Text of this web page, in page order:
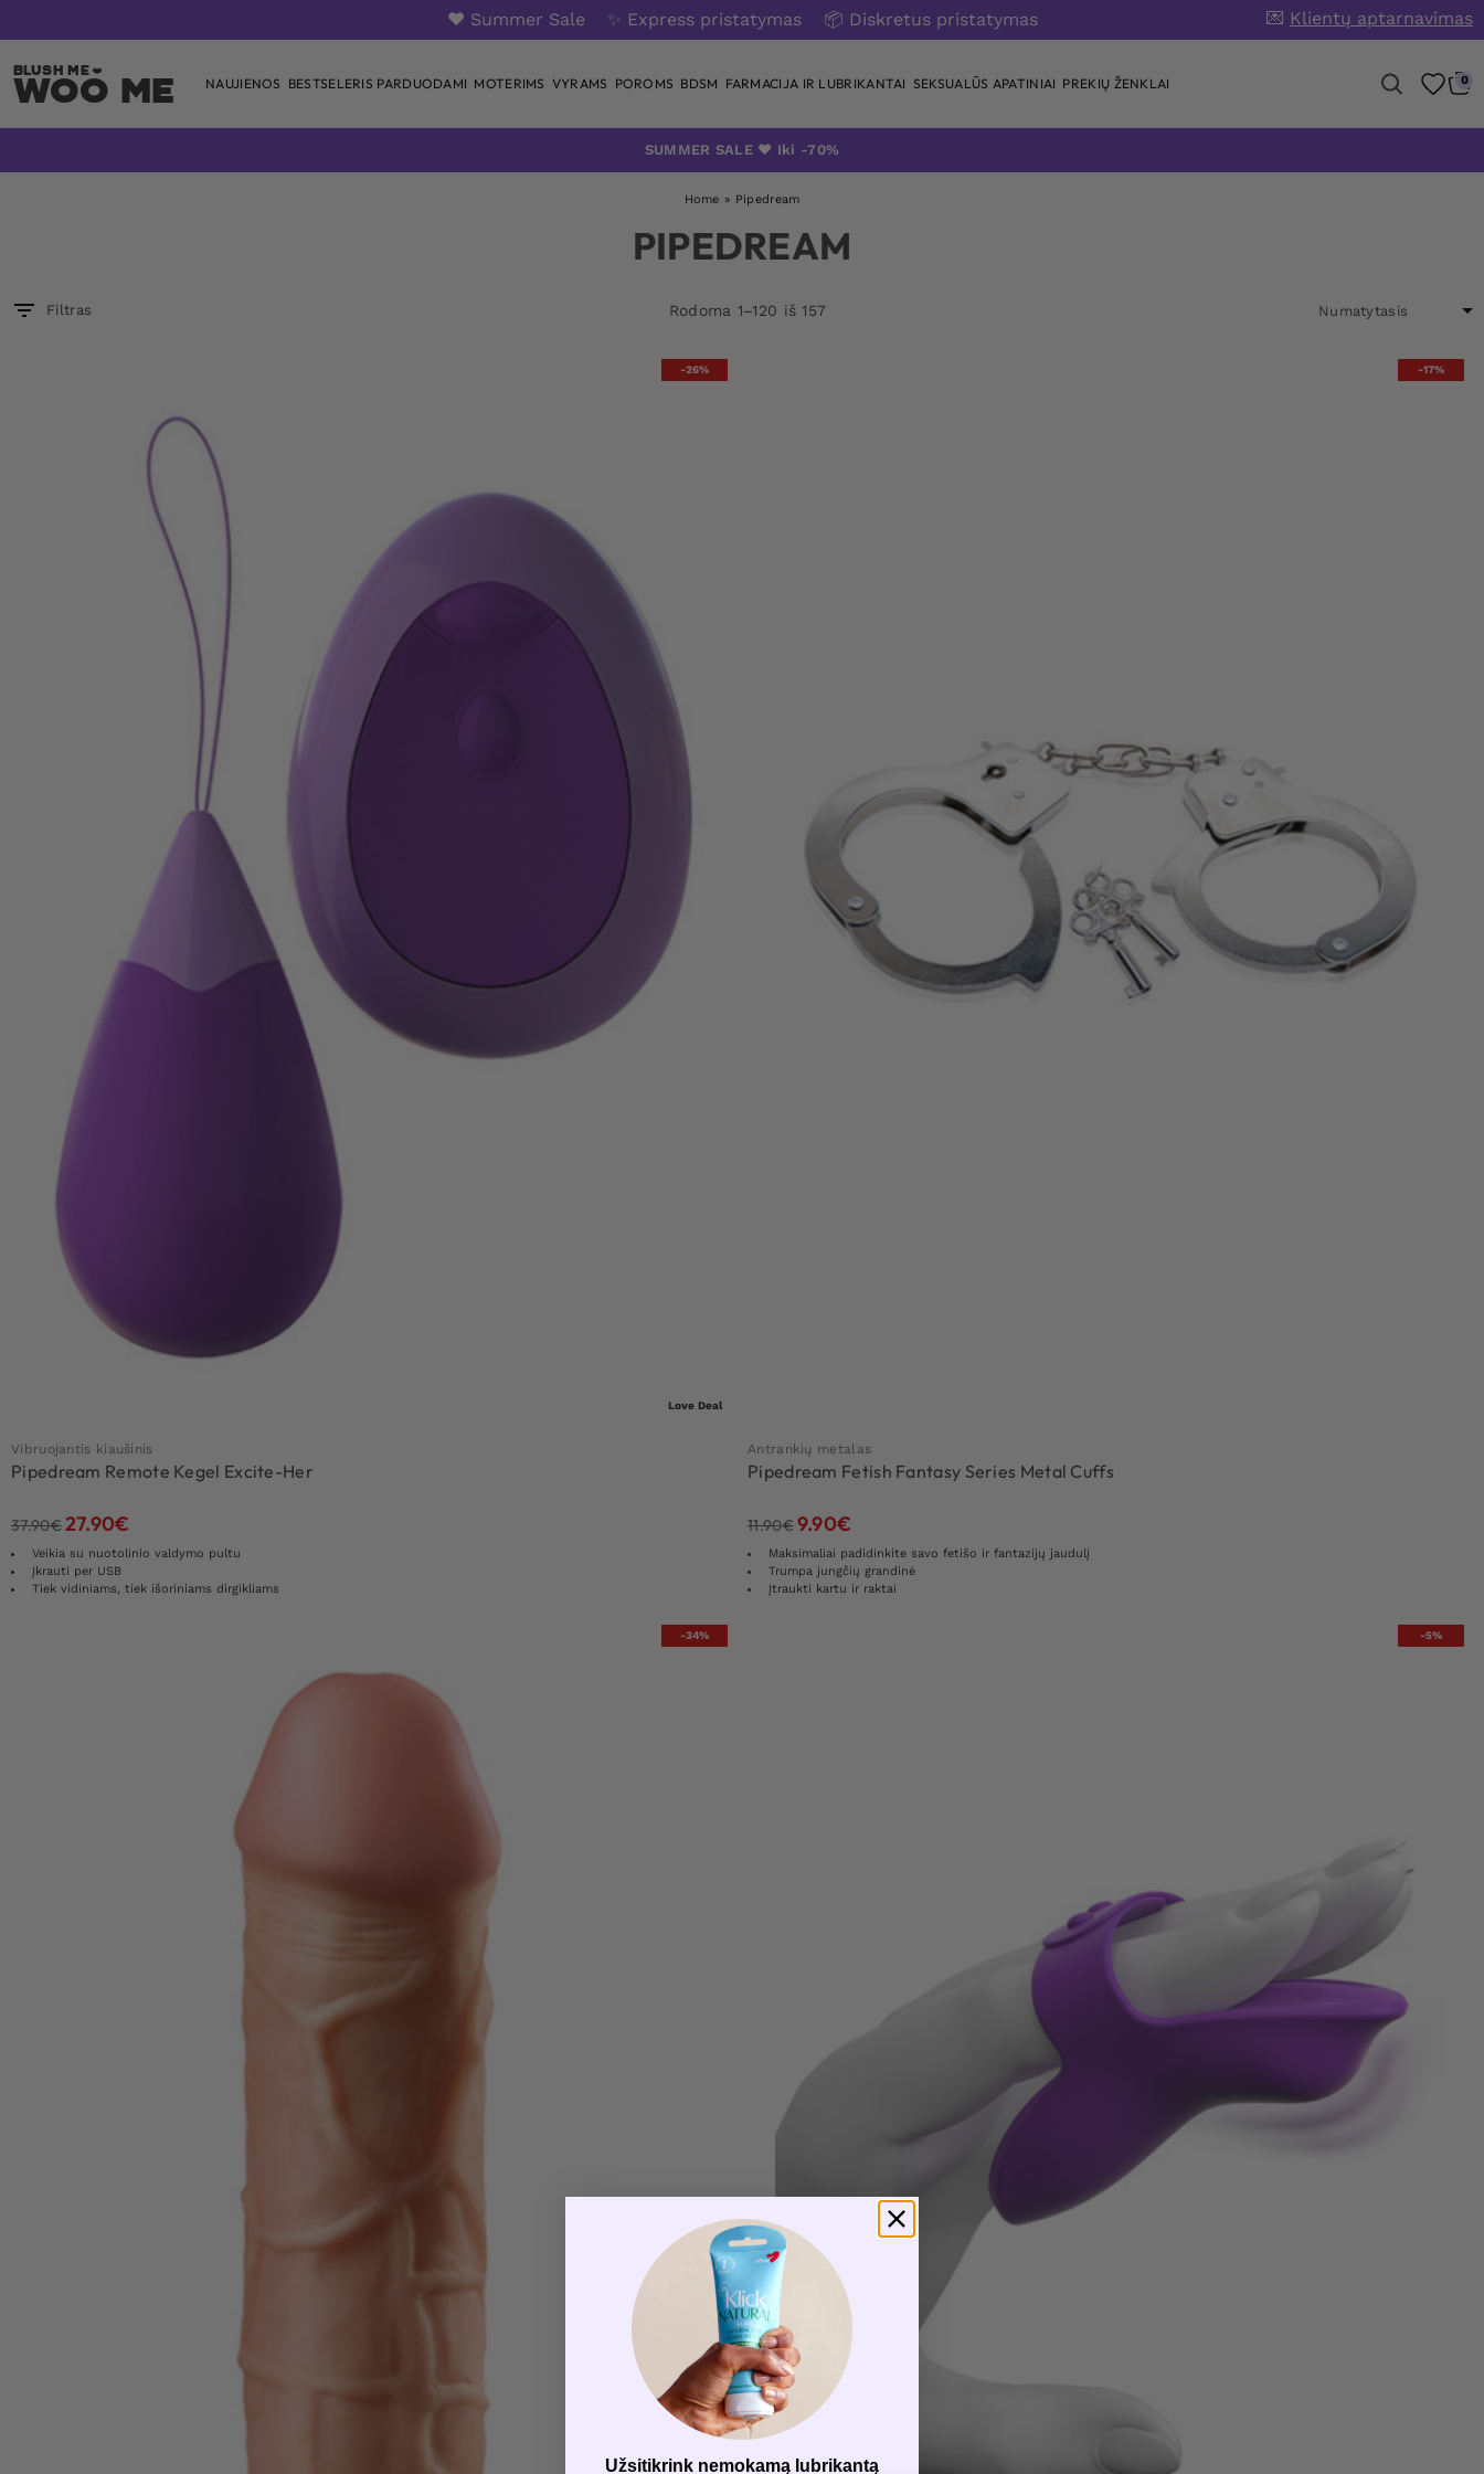
❤️ Summer Sale ✨ Express pristatymas 📦 Diskretus pristatymas 💌 Klientų aptarnavimas
Woo Me NAUJIENOS BESTSELERIS PARDUODAMI MOTERIMS VYRAMS POROMS BDSM FARMACIJA IR LUBRIKANTAI SEKSUALŪS APATINIAI PREKIŲ ŽENKLAI 0
SUMMER SALE ❤️ Iki -70%
Home » Pipedream
PIPEDREAM
Filtras Rodoma 1–120 iš 157
-26%
Love Deal
Vibruojantis kiaušinis
Pipedream Remote Kegel Excite-Her
37.90€27.90€
Veikia su nuotolinio valdymo pultu
Įkrauti per USB
Tiek vidiniams, tiek išoriniams dirgikliams
-17%
Antrankių metalas
Pipedream Fetish Fantasy Series Metal Cuffs
11.90€9.90€
Maksimaliai padidinkite savo fetišo ir fantazijų jaudulį
Trumpa jungčių grandinė
Įtraukti kartu ir raktai
-34% -5%
Užsitikrink nemokamą lubrikantą